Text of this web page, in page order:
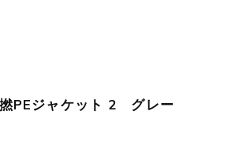
PEジャケット 2 グレー